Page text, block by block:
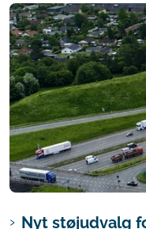
Nyt støjudvalg